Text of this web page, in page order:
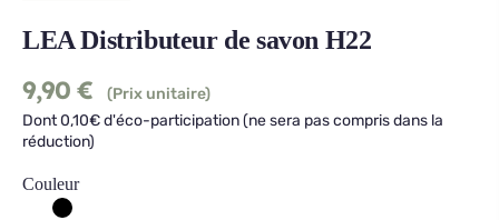
LEA Distributeur de savon H22
9,90 €
(Prix unitaire)
Dont 0,10€ d'éco-participation (ne sera pas compris dans la
réduction)
Couleur